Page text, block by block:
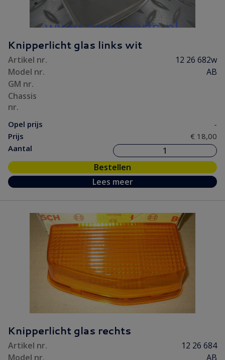
Knipperlicht glas links wit
Artikel nr.
12 26 682w
Model nr.
AB
GM nr.
Chassis
nr.
Opel prijs
-
Prijs
€ 18,00
Aantal
Bestellen
Lees meer
Knipperlicht glas rechts
Artikel nr.
12 26 684
Model nr.
AB